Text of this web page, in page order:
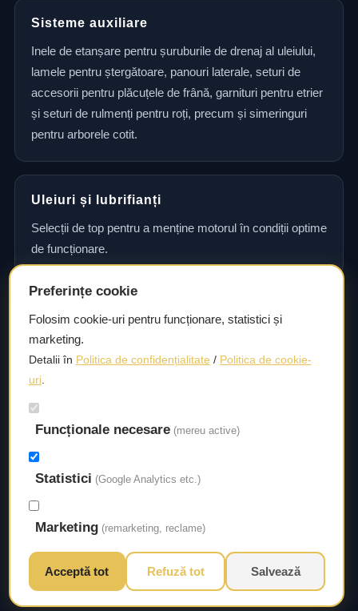
Sisteme auxiliare
Inele de etanșare pentru șuruburile de drenaj al uleiului,
lamele pentru ștergătoare, panouri laterale, seturi de
accesorii pentru plăcuțele de frână, garnituri pentru etrier
și seturi de rulmenți pentru roți, precum și simeringuri
pentru arborele cotit.
Uleiuri și lubrifianți
Selecții de top pentru a menține motorul în condiții optime
de funcționare.
Consultanță și asistență tehnică
Consultanță și asistență tehnică pentru alegerea pieselor
potrivite și efectuarea reparațiilor sau întreținerii corecte.
Livrare rapidă
Asigurăm un timp de livrare scurt, astfel încât să aveți
acces la piesele necesare fără întârzieri.
© 2026 Autorival. Toate drepturile rezervate.
Preferințe cookie
Folosim cookie-uri pentru funcționare, statistici și
marketing.
Detalii în Politica de confidențialitate / Politica de cookie-
uri.
Funcționale necesare (mereu active)
Statistici (Google Analytics etc.)
Marketing (remarketing, reclame)
Acceptă tot Refuză tot Salvează